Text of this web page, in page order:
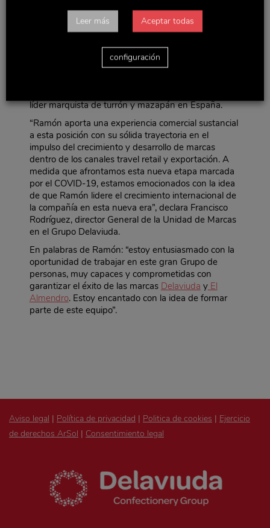
chocolatera, donde ayudó a desarrollar la expansión
internacional de la marca.
En su nuevo cargo, Ramón impulsará y ejecutará la
estrategia de expansión internacional para las
yEl Almendro, con el fin de
líder marquista de turrón y mazapán en España.
“Ramón aporta una experiencia comercial sustancial
a esta posición con su sólida trayectoria en el
impulso del crecimiento y desarrollo de marcas
dentro de los canales travel retail y exportación. A
medida que afrontamos esta nueva etapa marcada
por el COVID-19, estamos emocionados con la idea
de que Ramón lidere el crecimiento internacional de
la compañía en esta nueva era”, declara Francisco
Rodríguez, director General de la Unidad de Marcas
en el Grupo Delaviuda.
En palabras de Ramón: “estoy entusiasmado con la
oportunidad de trabajar en este gran Grupo de
personas, muy capaces y comprometidas con
garantizar el éxito de las marcas Delaviuda yEl
Almendro. Estoy encantado con la idea de formar
parte de este equipo”.
Aviso legal | Política de privacidad | Politica de cookies | Ejercicio
de derechos ArSol | Consentimiento legal
Leer más Aceptar todas
configuración